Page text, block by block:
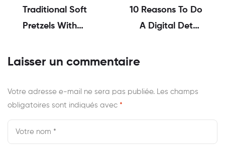
Traditional Soft
Pretzels With
Cheese
10 Reasons To Do
A Digital Detox
Laisser un commentaire
Votre adresse e-mail ne sera pas publiée.
Les champs
obligatoires sont indiqués avec *